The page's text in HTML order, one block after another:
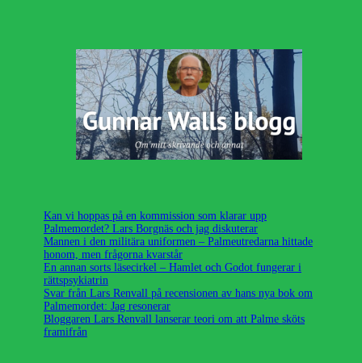
Kan vi hoppas på en kommission som klarar upp
Palmemordet? Lars Borgnäs och jag diskuterar
Mannen i den militära uniformen – Palmeutredarna hittade
honom, men frågorna kvarstår
En annan sorts läsecirkel – Hamlet och Godot fungerar i
rättspsykiatrin
Svar från Lars Renvall på recensionen av hans nya bok om
Palmemordet: Jag resonerar
Bloggaren Lars Renvall lanserar teori om att Palme sköts
framifrån